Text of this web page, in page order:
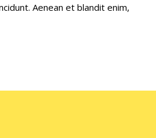
Aenean et blandit enim,